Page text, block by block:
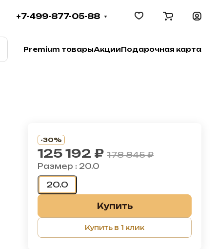
+7-499-877-05-88
Premium товарыАкцииПодарочная карта
-30%
125 192 ₽ 178 845 ₽
Размер : 20.0
20.0
Купить
Купить в 1 клик